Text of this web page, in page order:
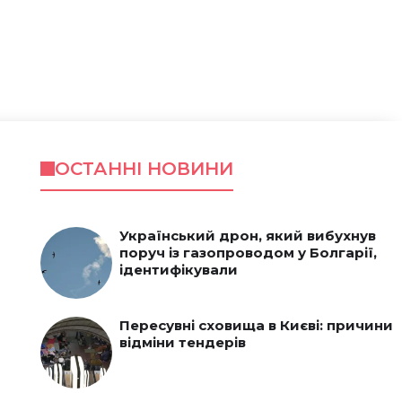
ОСТАННІ НОВИНИ
Український дрон, який вибухнув
поруч із газопроводом у Болгарії,
ідентифікували
Пересувні сховища в Києві: причини
відміни тендерів